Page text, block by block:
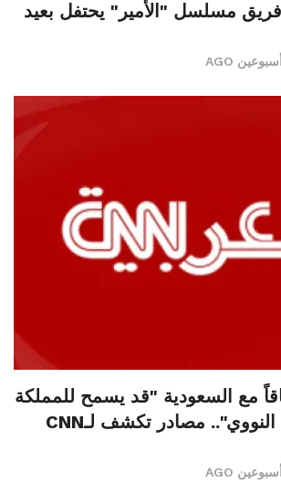
فريق مسلسل "الأمير" يحتفل بعيد
أسبوعين AGO
مع السعودية "قد يسمح للمملكة
بتخصيب الوقود النووي".. مصادر تكشف لـCNN
أسبوعين AGO